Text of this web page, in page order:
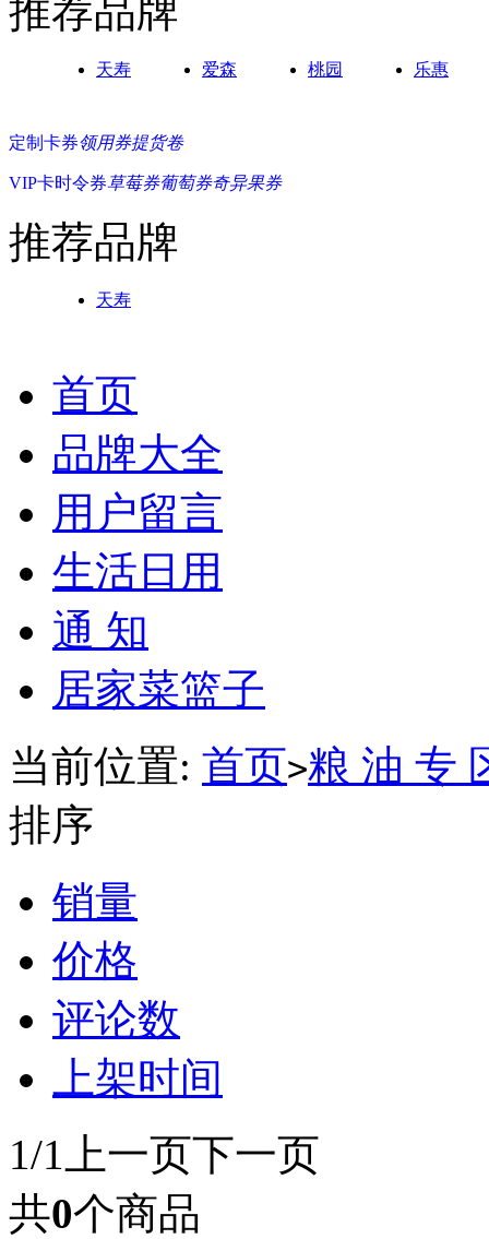
推荐品牌
天寿 爱森 桃园 乐惠
定制卡券领用券提货卷
VIP卡时令券草莓券葡萄券奇异果券
推荐品牌
天寿
首页
品牌大全
用户留言
生活日用
通 知
居家菜篮子
当前位置: 首页>粮 油 专
排序
销量
价格
评论数
上架时间
1/1 上一页下一页
共0个商品